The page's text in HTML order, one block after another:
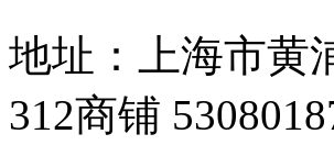
地址：
上海市
312商铺